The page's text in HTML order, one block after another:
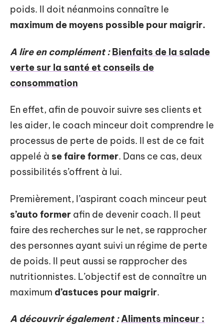
poids. Il doit néanmoins connaître le
maximum de moyens possible pour maigrir.
A lire en complément : Bienfaits de la salade
verte sur la santé et conseils de
consommation
En effet, afin de pouvoir suivre ses clients et
les aider, le coach minceur doit comprendre le
processus de perte de poids. Il est de ce fait
appelé à se faire former. Dans ce cas, deux
possibilités s’offrent à lui.
Premièrement, l’aspirant coach minceur peut
s’auto former afin de devenir coach. Il peut
faire des recherches sur le net, se rapprocher
des personnes ayant suivi un régime de perte
de poids. Il peut aussi se rapprocher des
nutritionnistes. L’objectif est de connaître un
maximum d’astuces pour maigrir.
A découvrir également :Aliments minceur :